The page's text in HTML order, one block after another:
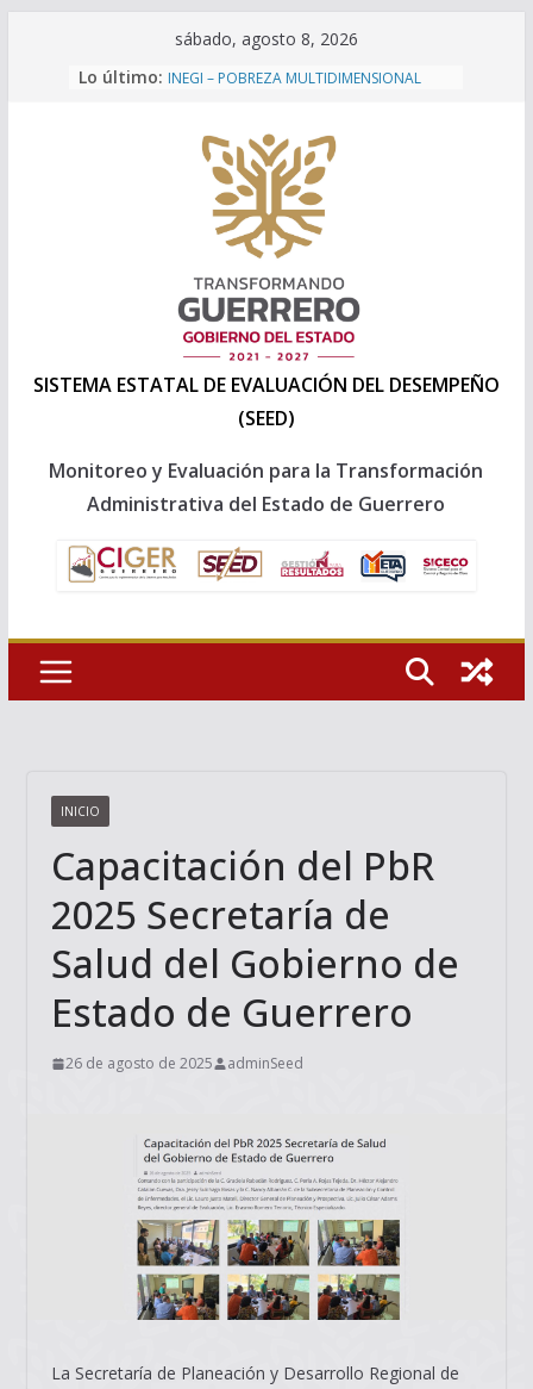
sábado, agosto 8, 2026
Lo último:
Capacitación a personal 2025 de la
Direccion General de Evaluación de la
INEGI – POBREZA MULTIDIMENSIONAL
Programa Anual de Evaluación 2026
Formatos Presupuesto 2027
Formatos Presupuesto 2026
SISTEMA ESTATAL DE EVALUACIÓN DEL DESEMPEÑO
(SEED)
Monitoreo y Evaluación para la Transformación
Administrativa del Estado de Guerrero
INICIO
Capacitación del PbR
2025 Secretaría de
Salud del Gobierno de
Estado de Guerrero
26 de agosto de 2025 adminSeed
La Secretaría de Planeación y Desarrollo Regional de